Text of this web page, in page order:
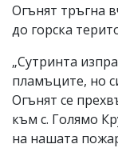
Огънят тръгна
до горска
„Сутринта
пламъците, но
Огънят се
към с. Голямо
на нашата